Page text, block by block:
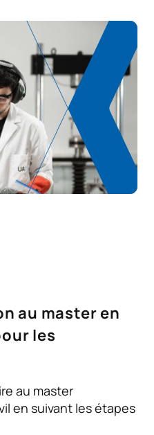
Caractère* ECTS
et
OB
Ob : Obligatoire, Op :
au master en
les
au master
en suivant les étapes